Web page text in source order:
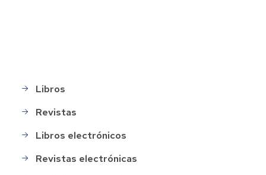
Menú
buscar
Libros
Revistas
Libros electrónicos
Revistas electrónicas